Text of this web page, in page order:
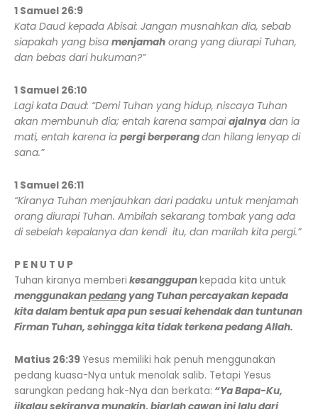
1 Samuel 26:9
Kata Daud kepada Abisai: Jangan musnahkan dia, sebab
siapakah yang bisa menjamah orang yang diurapi Tuhan,
dan bebas dari hukuman?”
1 Samuel 26:10
Lagi kata Daud: “Demi Tuhan yang hidup, niscaya Tuhan
akan membunuh dia; entah karena sampaiajalnya dan ia
mati, entah karena ia pergi berperangdan hilang lenyap di
sana.”
1 Samuel 26:11
“Kiranya Tuhan menjauhkan dari padaku untuk menjamah
orang diurapi Tuhan. Ambilah sekarang tombak yang ada
di sebelah kepalanya dan kendi itu, dan marilah kita pergi.”
P E N U T U P
Tuhan kiranya memberi kesanggupankepada kita untuk
menggunakanpedangyang Tuhan percayakan kepada
kita dalam bentuk apa pun sesuai kehendak dan tuntunan
Firman Tuhan, sehingga kita tidak terkena pedang Allah.
Matius 26:39 Yesus memiliki hak penuh menggunakan
pedang kuasa-Nya untuk menolak salib. Tetapi Yesus
sarungkan pedang hak-Nya dan berkata: “Ya Bapa-Ku,
jikalau sekiranya mungkin, biarlah cawan ini lalu dari